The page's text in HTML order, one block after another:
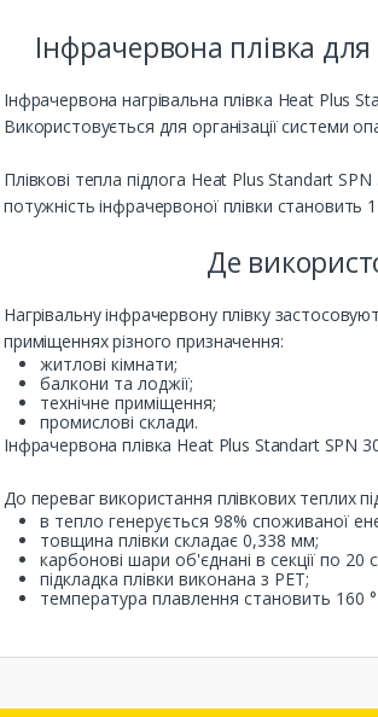
Інфрачервона плівка
Інфрачервона нагрівальна плівка Heat Plus
Використовується для організації системи
Плівкові тепла підлога Heat Plus Standart
потужність інфрачервоної плівки становить
Де
Нагрівальну інфрачервону плівку
приміщеннях різного призначення:
житлові кімнати;
балкони та лоджії;
технічне приміщення;
промислові склади.
Інфрачервона плівка Heat Plus Standart SPN
До переваг використання плівкових теплих
в тепло генерується 98% споживаної
товщина плівки складає 0,338 мм;
карбонові шари об'єднані в секції по 20
підкладка плівки виконана з PET;
температура плавлення становить 160